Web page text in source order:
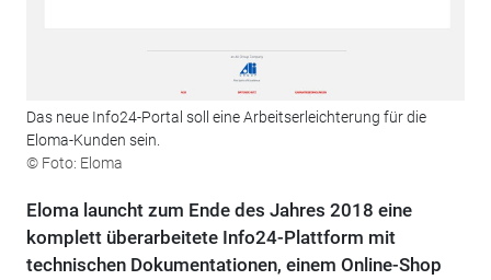
Das neue Info24-Portal soll eine Arbeitserleichterung für die
Eloma-Kunden sein.
© Foto: Eloma
Eloma launcht zum Ende des Jahres 2018 eine
komplett überarbeitete Info24-Plattform mit
technischen Dokumentationen, einem Online-Shop